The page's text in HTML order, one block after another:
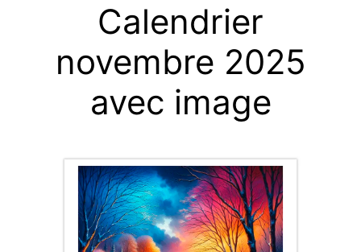
Calendrier
novembre 2025
avec image